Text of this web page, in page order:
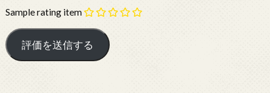
Sample rating item